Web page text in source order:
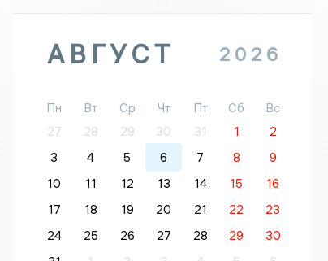
АВГУСТ 2026
Пн Вт Ср Чт Пт Сб
Вс
27
28 29 30 31 1
2
3
4 5 6 7 8
9
10
11 12 13 14 15
16
17
18 19 20 21 22
23
24
25 26 27 28 29
30